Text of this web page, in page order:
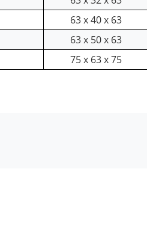
63 x 40 x 63
63 x 50 x 63
75 x 63 x 75